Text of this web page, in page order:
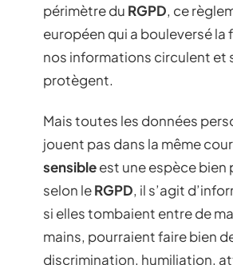
périmètre du RGPD, ce
européen qui a bouleversé la
nos informations circulent et
protègent.
Mais toutes les données
jouent pas dans la même
sensibleest une espèce bien
selon leRGPD, il s’agit
si elles tombaient entre de
mains, pourraient faire bien
discrimination, humiliation,